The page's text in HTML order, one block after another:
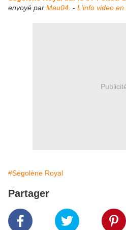
envoyé par Mau04 . - L'info video en
#Ségolène Royal
Partager